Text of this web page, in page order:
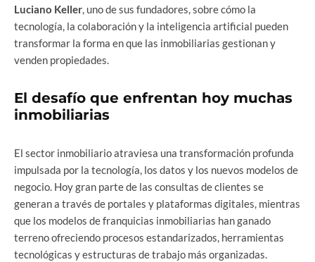
Luciano Keller, uno de sus fundadores, sobre cómo la
tecnología, la colaboración y la inteligencia artificial pueden
transformar la forma en que las inmobiliarias gestionan y
venden propiedades.
El desafío que enfrentan hoy muchas
inmobiliarias
El sector inmobiliario atraviesa una transformación profunda
impulsada por la tecnología, los datos y los nuevos modelos de
negocio. Hoy gran parte de las consultas de clientes se
generan a través de portales y plataformas digitales, mientras
que los modelos de franquicias inmobiliarias han ganado
terreno ofreciendo procesos estandarizados, herramientas
tecnológicas y estructuras de trabajo más organizadas.